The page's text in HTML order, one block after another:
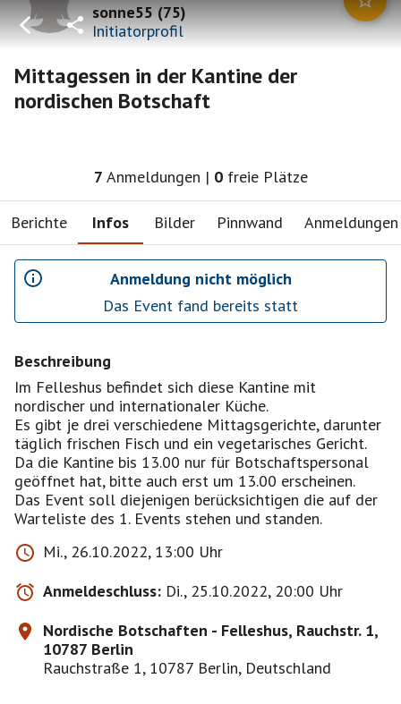
sonne55(75)
Initiatorprofil
Mittagessen in der Kantine der
nordischen Botschaft
7 Anmeldungen | 0 freie Plätze
Berichte Infos Bilder Pinnwand Anmeldungen
Anmeldung nicht möglich
Das Event fand bereits statt
Beschreibung
Im Felleshus befindet sich diese Kantine mit
nordischer und internationaler Küche.
Es gibt je drei verschiedene Mittagsgerichte, darunter
täglich frischen Fisch und ein vegetarisches Gericht.
Da die Kantine bis 13.00 nur für Botschaftspersonal
geöffnet hat, bitte auch erst um 13.00 erscheinen.
Das Event soll diejenigen berücksichtigen die auf der
Warteliste des 1. Events stehen und standen.
Mi., 26.10.2022, 13:00 Uhr
Anmeldeschluss: Di., 25.10.2022, 20:00 Uhr
Nordische Botschaften - Felleshus, Rauchstr. 1,
10787 Berlin
Rauchstraße 1, 10787 Berlin, Deutschland